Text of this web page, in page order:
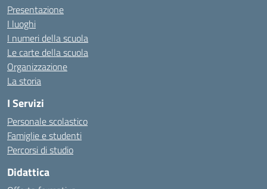
Presentazione
I luoghi
I numeri della scuola
Le carte della scuola
Organizzazione
La storia
I Servizi
Personale scolastico
Famiglie e studenti
Percorsi di studio
Didattica